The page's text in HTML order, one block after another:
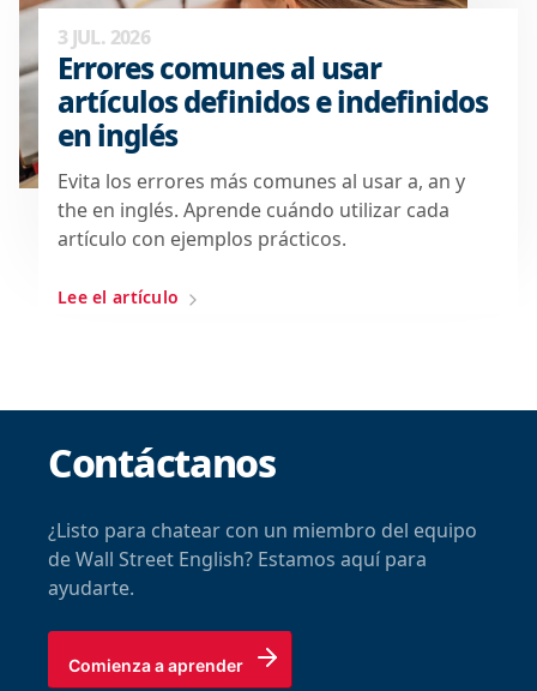
3 JUL. 2026
Errores comunes al usar
artículos definidos e indefinidos
en inglés
Evita los errores más comunes al usar a, an y
the en inglés. Aprende cuándo utilizar cada
artículo con ejemplos prácticos.
Lee el artículo
Contáctanos
¿Listo para chatear con un miembro del equipo
de Wall Street English? Estamos aquí para
ayudarte.
Comienza a aprender